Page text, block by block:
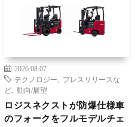
2026.08.07
テクノロジー
プレスリリースな
ど
動向/展望
ロジスネクストが防爆仕様車
のフォークをフルモデルチェ